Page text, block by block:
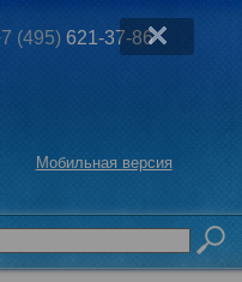
(495) 621-37-86
Мобильная версия